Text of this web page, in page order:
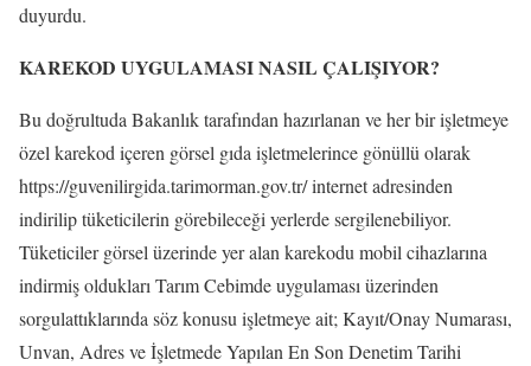
duyurdu.
KAREKOD UYGULAMASI NASIL ÇALIŞIYOR?
Bu doğrultuda Bakanlık tarafından hazırlanan ve her bir işletmeye
özel karekod içeren görsel gıda işletmelerince gönüllü olarak
https://guvenilirgida.tarimorman.gov.tr/ internet adresinden
indirilip tüketicilerin görebileceği yerlerde sergilenebiliyor.
Tüketiciler görsel üzerinde yer alan karekodu mobil cihazlarına
indirmiş oldukları Tarım Cebimde uygulaması üzerinden
sorgulattıklarında söz konusu işletmeye ait; Kayıt/Onay Numarası,
Unvan, Adres ve İşletmede Yapılan En Son Denetim Tarihi